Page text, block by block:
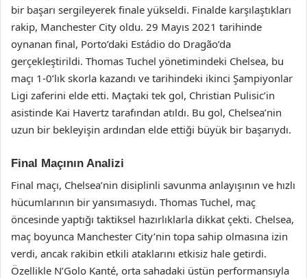
bir başarı sergileyerek finale yükseldi. Finalde karşılaştıkları
rakip, Manchester City oldu. 29 Mayıs 2021 tarihinde
oynanan final, Porto’daki Estádio do Dragão’da
gerçekleştirildi. Thomas Tuchel yönetimindeki Chelsea, bu
maçı 1-0’lık skorla kazandı ve tarihindeki ikinci Şampiyonlar
Ligi zaferini elde etti. Maçtaki tek gol, Christian Pulisic’in
asistinde Kai Havertz tarafından atıldı. Bu gol, Chelsea’nin
uzun bir bekleyişin ardından elde ettiği büyük bir başarıydı.
Final Maçının Analizi
Final maçı, Chelsea’nin disiplinli savunma anlayışının ve hızlı
hücumlarının bir yansımasıydı. Thomas Tuchel, maç
öncesinde yaptığı taktiksel hazırlıklarla dikkat çekti. Chelsea,
maç boyunca Manchester City’nin topa sahip olmasına izin
verdi, ancak rakibin etkili ataklarını etkisiz hale getirdi.
Özellikle N’Golo Kanté, orta sahadaki üstün performansıyla